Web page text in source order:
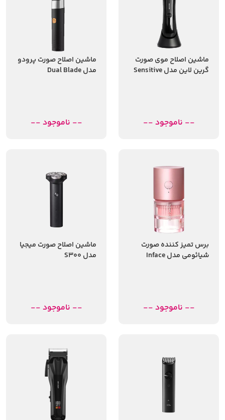
ماشین اصلاح موی صورت
گرین لاین مدل Sensitive
-- ناموجود --
ماشین اصلاح صورت پرودو
مدل Dual Blade
-- ناموجود --
برس تمیز کننده صورت
شیائومی مدل Inface
-- ناموجود --
ماشین اصلاح صورت میجیا
مدل S300
-- ناموجود --